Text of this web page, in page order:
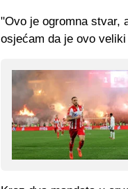
"Ovo je ogromna stvar,
osjećam da je ovo